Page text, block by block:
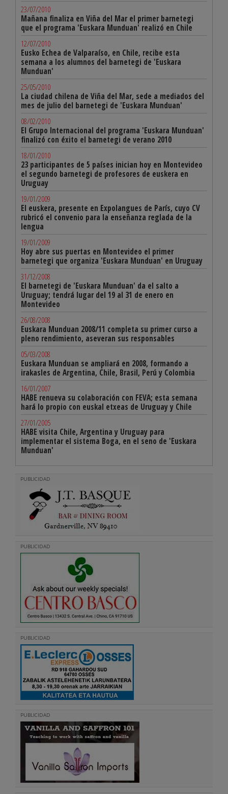
23/07/2010
Mañana finaliza en Viña del Mar el primer barnetegi
que el programa 'Euskara Munduan' realizó en Chile
12/07/2010
Eusko Echea de Valparaíso, en Chile, recibe esta
semana a los alumnos del barnetegi de 'Euskara
Munduan'
25/05/2010
La ciudad chilena de Viña del Mar, sede a mediados del
mes de julio del barnetegi de 'Euskara Munduan'
08/02/2010
El Grupo Internacional del programa 'Euskara Munduan'
finalizó con éxito el barnetegi de verano 2010
18/01/2010
23 participantes de 5 países inician hoy en Montevideo
el segundo barnetegi de profesores de euskera en
Uruguay
19/01/2009
El euskera, presente en Expolangues de París, cuyo CV
rubricó el convenio para la enseñanza reglada de la
lengua
19/01/2009
Hoy abre sus puertas en Montevideo el primer
barnetegi que organiza 'Euskara Munduan' en Uruguay
31/12/2008
El barnetegi de 'Euskara Munduan' da el salto a
Uruguay; tendrá lugar del 19 al 31 de enero en
Montevideo
26/08/2008
Euskara Munduan 2008/11 completa su primer curso a
pleno rendimiento, aseveran sus responsables
05/03/2008
Euskara Munduan se ampliará en 2008, formando a
irakasles de Argentina, Chile, Brasil, Perú y Colombia
16/01/2007
HABE renueva su colaboración con FEVA; esta semana
hará lo propio con euskal etxeas de Uruguay y Chile
27/01/2005
HABE visita Chile, Argentina y Uruguay para
implementar el sistema Boga, en el seno de 'Euskara
Munduan'
PUBLICIDAD
PUBLICIDAD
PUBLICIDAD
PUBLICIDAD